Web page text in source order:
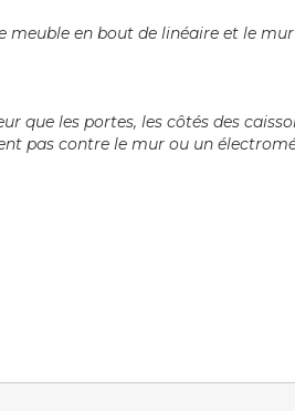
en bout de linéaire et le
que les portes, les côtés des
pas contre le mur ou un